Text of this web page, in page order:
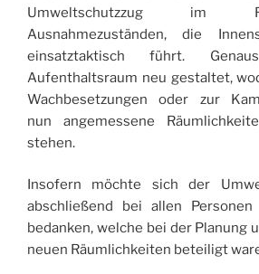
Umweltschutzzug im
Ausnahmezuständen, die
einsatztaktisch führt.
Aufenthaltsraum neu gestaltet,
Wachbesetzungen oder zur
nun angemessene
stehen.
Insofern möchte sich der
abschließend bei allen
bedanken, welche bei der Planung
neuen Räumlichkeiten beteiligt